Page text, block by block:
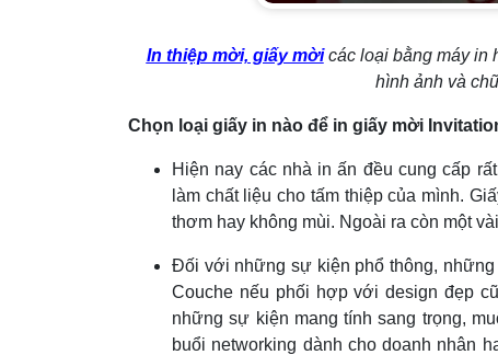
In thiệp mời, giấy mờicác loại bằng máy in
hình ảnh và
Chọn loại giấy in nào để in giấy mời
Hiện nay các nhà in ấn đều cung cấp
làm chất liệu cho tấm thiệp của mình.
thơm hay không mùi. Ngoài ra còn một
Đối với những sự kiện phổ thông, những
Couche nếu phối hợp với design đẹp
những sự kiện mang tính sang trọng,
buổi networking dành cho doanh nhân